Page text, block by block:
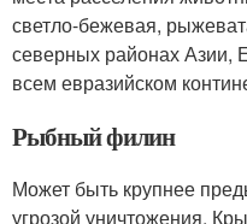
светло-бежевая,
северных районах Азии,
всем евразийском
Рыбный филин
Может быть крупнее
угрозой уничтожения.